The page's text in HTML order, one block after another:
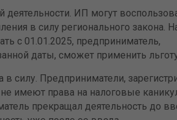
ИП могут
в силу регионального закона.
с 01.01.2025, предприниматель,
даты, сможет применить
в силу. Предприниматели,
не имеют права на налоговые
прекращал деятельность до